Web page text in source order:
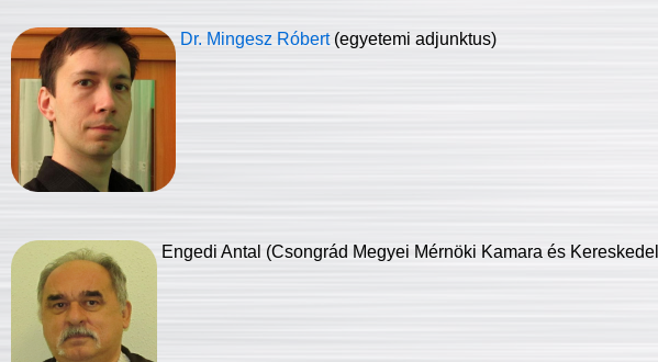
Dr. Mingesz Róbert (egyetemi adjunktus)
Engedi Antal (Csongrád Megyei Mérnöki Kamara és